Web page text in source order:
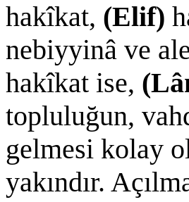
hakîkat, (Elif)
nebiyyinâ ve
hakîkat ise,
topluluğun,
gelmesi kolay
yakındır.